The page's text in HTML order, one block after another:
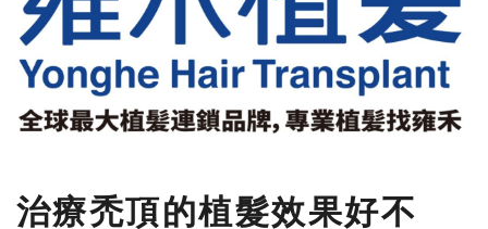
刊登
治療禿頂的植髮效果好不